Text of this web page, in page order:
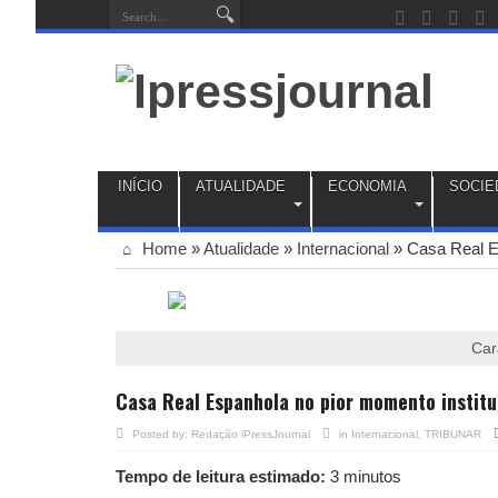
INÍCIO ATUALIDADE ECONOMIA
Home »Atualidade » Internacional » Casa Real
Casa Real Espanhola no pior momento
Posted by: Redação iPressJournal in Internacional TRIBUNAR
Tempo de leitura estimado: 3 minutos